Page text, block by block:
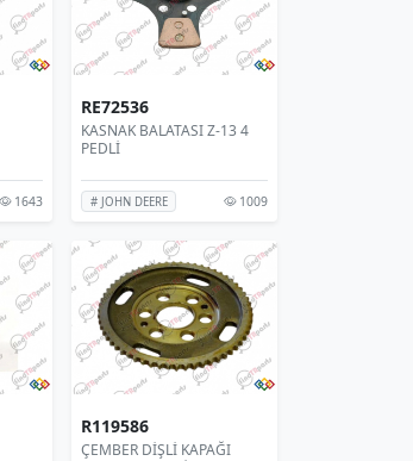
1643
RE72536
KASNAK BALATASI Z-13 4
PEDLİ
# JOHN DEERE 1009
R119586
ÇEMBER DİŞLİ KAPAĞI